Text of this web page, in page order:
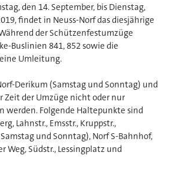
den 14. September, bis Dienstag,
findet in Neuss-Norf das diesjährige
der Schützenfestumzüge
Buslinien 841, 852 sowie die
Umleitung.
Derikum (Samstag und Sonntag) und
Zeit der Umzüge nicht oder nur
werden. Folgende Haltepunkte sind
Lahnstr., Emsstr., Kruppstr.,
und Sonntag), Norf S-Bahnhof,
Weg, Südstr., Lessingplatz und